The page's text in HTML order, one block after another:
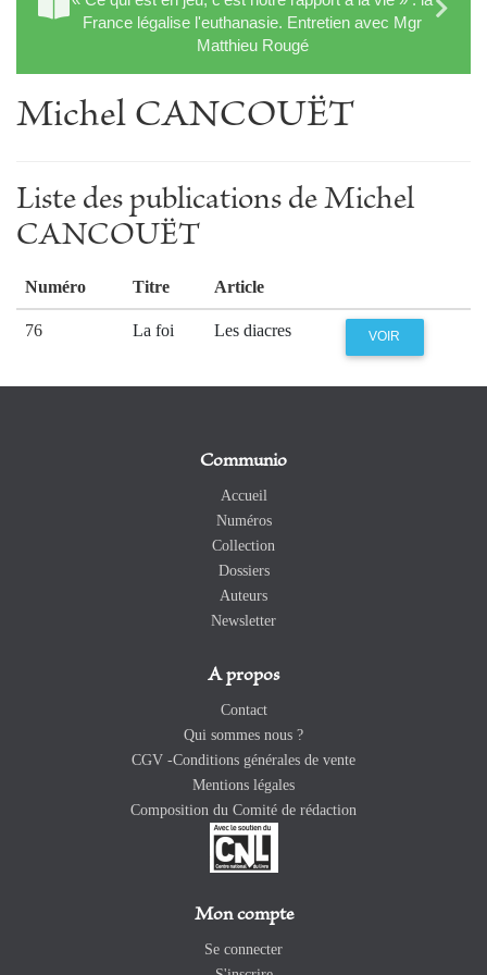
France légalise l'euthanasie. Entretien avec Mgr
Matthieu Rougé
Michel CANCOUËT
Liste des publications de Michel
CANCOUËT
Numéro Titre Article
76 La foi Les diacres VOIR
Communio
Accueil
Numéros
Collection
Dossiers
Auteurs
Newsletter
A propos
Contact
Qui sommes nous ?
CGV -Conditions générales de vente
Mentions légales
Composition du Comité de rédaction
Mon compte
Se connecter